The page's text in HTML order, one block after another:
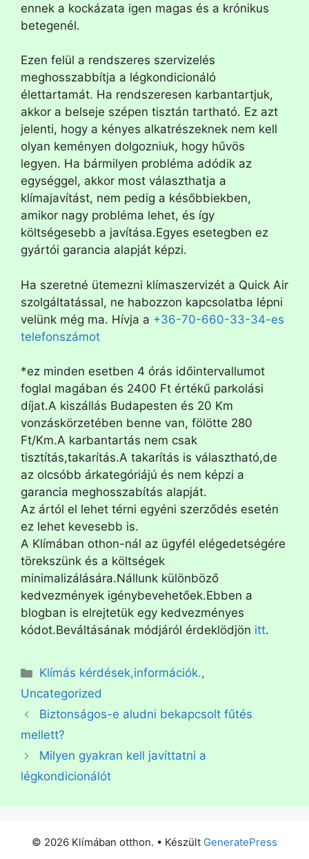
ennek a kockázata igen magas és a krónikus
betegenél.
Ezen felül a rendszeres szervizelés
meghosszabbítja a légkondicionáló
élettartamát. Ha rendszeresen karbantartjuk,
akkor a belseje szépen tisztán tartható. Ez azt
jelenti, hogy a kényes alkatrészeknek nem kell
olyan keményen dolgozniuk, hogy hűvös
legyen. Ha bármilyen probléma adódik az
egységgel, akkor most választhatja a
klímajavítást, nem pedig a későbbiekben,
amikor nagy probléma lehet, és így
költségesebb a javítása.Egyes esetegben ez
gyártói garancia alapját képzi.
Ha szeretné ütemezni klímaszervizét a Quick Air
szolgáltatással, ne habozzon kapcsolatba lépni
velünk még ma. Hívja a +36-70-660-33-34-es
telefonszámot
*ez minden esetben 4 órás időintervallumot
foglal magában és 2400 Ft értékű parkolási
díjat.A kiszállás Budapesten és 20 Km
vonzáskörzetében benne van, fölötte 280
Ft/Km.A karbantartás nem csak
tisztítás,takarítás.A takarítás is választható,de
az olcsóbb árkategóriájú és nem képzi a
garancia meghosszabítás alapját.
Az ártól el lehet térni egyéni szerződés esetén
ez lehet kevesebb is.
A Klímában othon-nál az ügyfél elégedetségére
törekszünk és a költségek
minimalizálására.Nállunk különböző
kedvezmények igénybevehetőek.Ebben a
blogban is elrejtetük egy kedvezményes
kódot.Beváltásának módjáról érdeklödjön itt.
Klímás kérdések,információk.,
Uncategorized
Biztonságos-e aludni bekapcsolt fűtés
mellett?
Milyen gyakran kell javíttatni a
légkondicionálót
© 2026 Klímában otthon. • Készült GeneratePress